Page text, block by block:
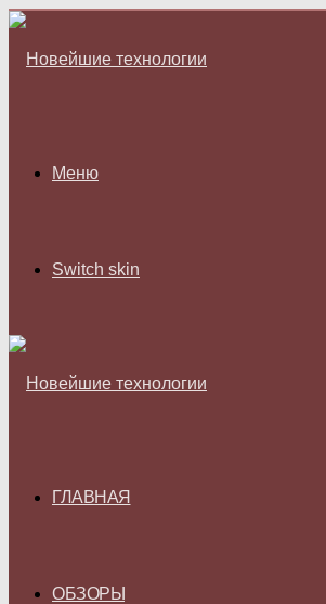
Меню
Switch skin
ГЛАВНАЯ
ОБЗОРЫ